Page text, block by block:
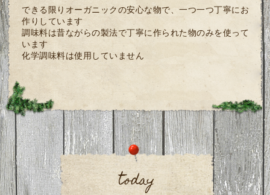
できる限りオーガニックの安心な物で、一つ一つ丁寧にお
作りしています
調味料は昔ながらの製法で丁寧に作られた物のみを使って
います
化学調味料は使用していません
today